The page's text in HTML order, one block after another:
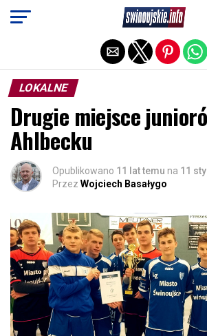
LOKALNE
Drugie miejsce
Ahlbecku
Opublikowano 11 lat temu na 11
Przez Wojciech Basałygo
Exit mobile version